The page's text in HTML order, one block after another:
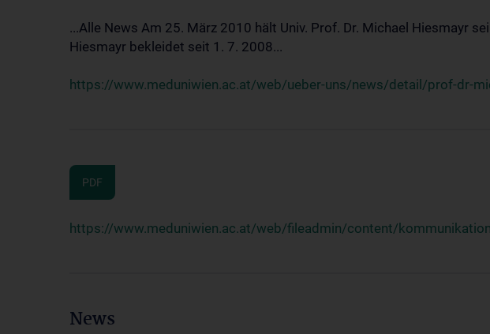
...Alle News Am 25. März 2010 hält Univ. Prof. Dr. Michael Hiesmayr
Hiesmayr bekleidet seit 1. 7. 2008...
https://www.meduniwien.ac.at/web/ueber-uns/news/detail/prof-dr-
PDF
https://www.meduniwien.ac.at/web/fileadmin/content/
News